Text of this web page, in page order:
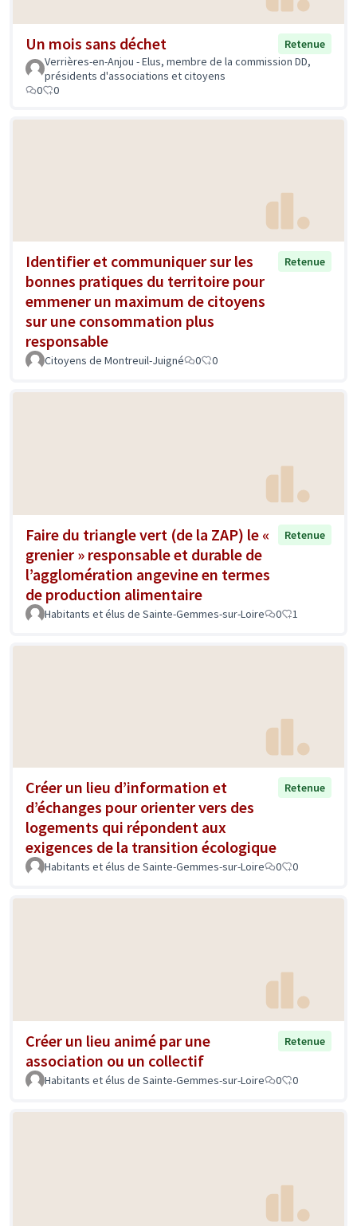
Un mois sans déchet
Retenue
Verrières-en-Anjou - Elus, membre de la commission DD,
présidents d'associations et citoyens
0
0
Identifier et communiquer sur les
bonnes pratiques du territoire pour
emmener un maximum de citoyens
sur une consommation plus
responsable
Retenue
Citoyens de Montreuil-Juigné 0 0
Faire du triangle vert (de la ZAP) le «
grenier » responsable et durable de
l’agglomération angevine en termes
de production alimentaire
Retenue
Habitants et élus de Sainte-Gemmes-sur-Loire 0 1
Créer un lieu d’information et
d’échanges pour orienter vers des
logements qui répondent aux
exigences de la transition écologique
Retenue
Habitants et élus de Sainte-Gemmes-sur-Loire 0 0
Créer un lieu animé par une
association ou un collectif
Retenue
Habitants et élus de Sainte-Gemmes-sur-Loire 0 0